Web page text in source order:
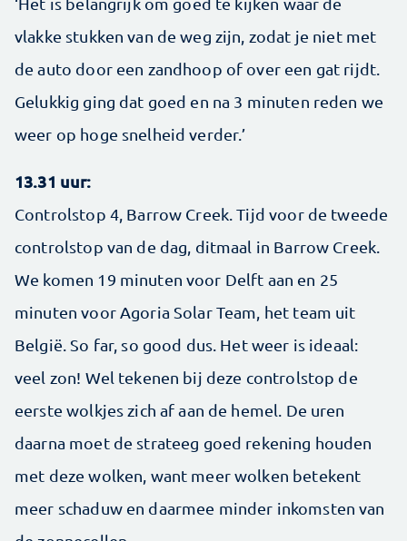
vlakke stukken van de weg zijn, zodat je niet met
de auto door een zandhoop of over een gat rijdt.
Gelukkig ging dat goed en na 3 minuten reden we
weer op hoge snelheid verder.’
13.31 uur:
Controlstop 4, Barrow Creek. Tijd voor de tweede
controlstop van de dag, ditmaal in Barrow Creek.
We komen 19 minuten voor Delft aan en 25
minuten voor Agoria Solar Team, het team uit
België. So far, so good dus. Het weer is ideaal:
veel zon! Wel tekenen bij deze controlstop de
eerste wolkjes zich af aan de hemel. De uren
daarna moet de strateeg goed rekening houden
met deze wolken, want meer wolken betekent
meer schaduw en daarmee minder inkomsten van